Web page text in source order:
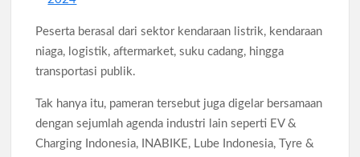
Peserta berasal dari sektor kendaraan listrik, kendaraan
niaga, logistik, aftermarket, suku cadang, hingga
transportasi publik.
Tak hanya itu, pameran tersebut juga digelar bersamaan
dengan sejumlah agenda industri lain seperti EV &
Charging Indonesia, INABIKE, Lube Indonesia, Tyre &